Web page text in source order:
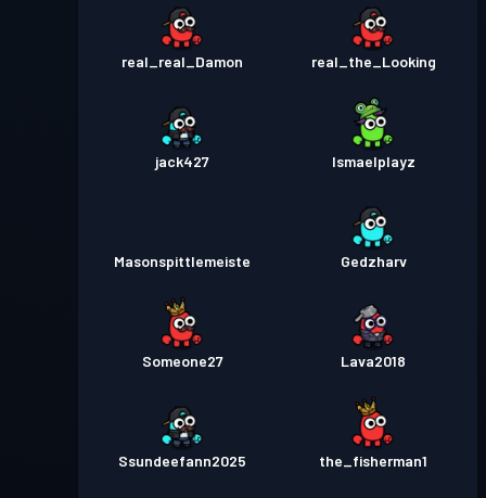
real_real_Damon real_the_Looking
jack427 Ismaelplayz
Masonspittlemeiste Gedzharv
Someone27 Lava2018
Ssundeefann2025 the_fisherman1